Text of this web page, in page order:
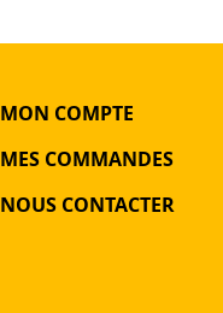
MON COMPTE
MES COMMANDES
NOUS CONTACTER